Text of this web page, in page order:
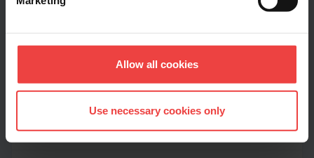
Allow all cookies
Use necessary cookies only
Gestión de proveedores de servicios
Gestión de Resellers